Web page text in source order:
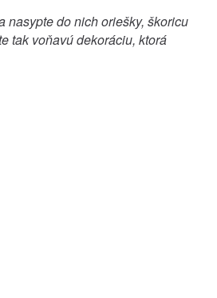
nasypte do nich oriešky, škoricu
tak voňavú dekoráciu, ktorá